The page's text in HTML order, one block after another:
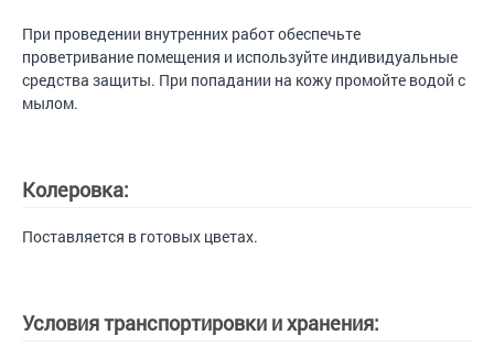
При проведении внутренних работ обеспечьте
проветривание помещения и используйте индивидуальные
средства защиты. При попадании на кожу промойте водой с
мылом.
Колеровка:
Поставляется в готовых цветах.
Условия транспортировки и хранения: